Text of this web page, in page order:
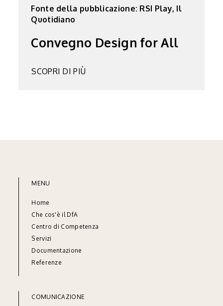
Fonte della pubblicazione: RSI Play, Il
Quotidiano
Convegno Design for All
SCOPRI DI PIÙ
MENU
Home
Che cos'è il DfA
Centro di Competenza
Servizi
Documentazione
Referenze
COMUNICAZIONE